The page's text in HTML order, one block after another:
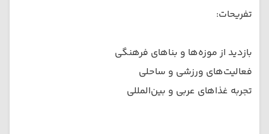
تفریحات:
بازدید از موزه‌ها و بناهای فرهنگی
فعالیت‌های ورزشی و ساحلی
تجربه غذاهای عربی و بین‌المللی